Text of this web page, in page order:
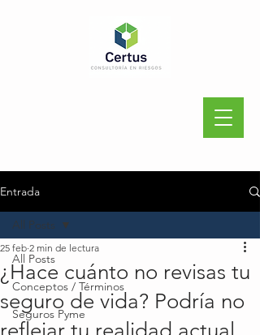
Entrada
All Posts
Conceptos / Términos
Seguros Pyme
All Posts
¿Hace cuánto no revisas tu
seguro de vida? Podría no
25 feb 2 min de lectura